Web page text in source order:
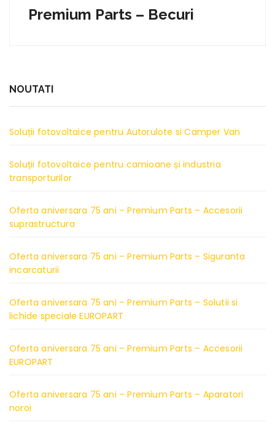
Premium Parts – Becuri
NOUTATI
Soluții fotovoltaice pentru Autorulote si Camper Van
Soluții fotovoltaice pentru camioane și industria
transporturilor
Oferta aniversara 75 ani – Premium Parts – Accesorii
suprastructura
Oferta aniversara 75 ani – Premium Parts – Siguranta
incarcaturii
Oferta aniversara 75 ani – Premium Parts – Solutii si
lichide speciale EUROPART
Oferta aniversara 75 ani – Premium Parts – Accesorii
EUROPART
Oferta aniversara 75 ani – Premium Parts – Aparatori
noroi